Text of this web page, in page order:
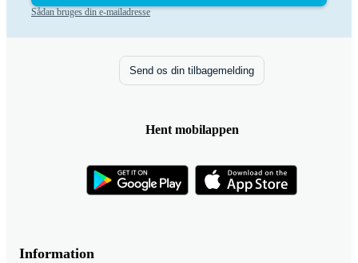
Sådan bruges din e-mailadresse
Information
Send os din tilbagemelding
Hent mobilappen